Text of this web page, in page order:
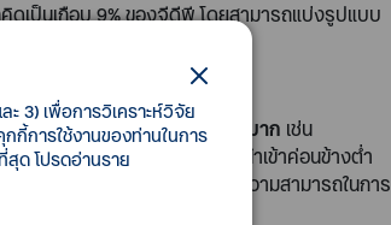
ดเป็นเกือบ9% ของจีดีพี โดยสามารถแบ่งรูปแบบ
นอัตราที่สูงกว่าคู่แข่งค่อนข้างมาก เช่น
เหล่านี้ส่วนใหญ่ถูกจัดเก็บภาษีนำเข้าค่อนข้างต่ำ
ส่วนแบ่งตลาดจากการสูญเสียความสามารถในการ
3) เพื่อการวิเคราะห์วิจัย
กี้การใช้งานของท่านในการ
สุด โปรดอ่านราย